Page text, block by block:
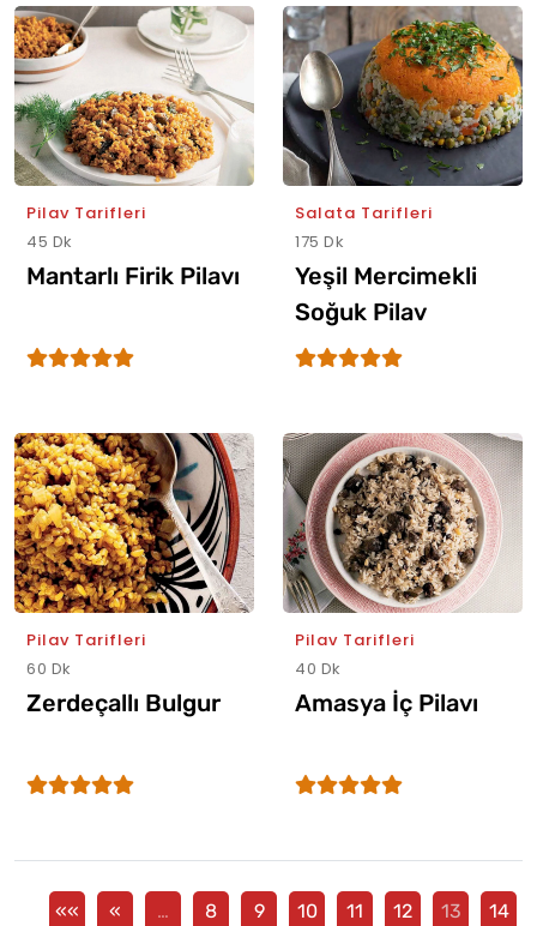
Pilav Tarifleri
45 Dk
Mantarlı Firik Pilavı
Salata Tarifleri
175 Dk
Yeşil Mercimekli
Soğuk Pilav
Salatası
Pilav Tarifleri
60 Dk
Zerdeçallı Bulgur
Pilav Tarifleri
40 Dk
Amasya İç Pilavı
«« « … 8 9 10 11 12 13 14